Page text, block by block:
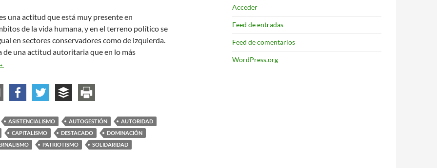
una actitud que está muy presente en
de la vida humana, y en el terreno político se
en sectores conservadores como de izquierda.
de una actitud autoritaria que en lo más
paternalismo como dominación
ASISTENCIALISMO AUTOGESTIÓN
AUTORIDAD
CAPITALISMO DESTACADO
DOMINACIÓN
PATRIOTISMO
SOLIDARIDAD
Acceder
Feed de entradas
Feed de comentarios
WordPress.org